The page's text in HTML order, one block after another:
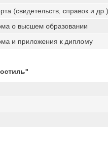
(свидетельств, справок и др.)
о высшем образовании
и приложения к диплому